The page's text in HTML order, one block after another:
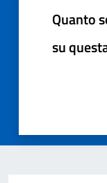
Quanto
su